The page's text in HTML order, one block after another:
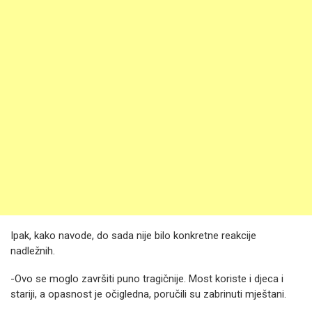
Ipak, kako navode, do sada nije bilo konkretne reakcije
nadležnih.
-Ovo se moglo završiti puno tragičnije. Most koriste i djeca i
stariji, a opasnost je očigledna, poručili su zabrinuti mještani.